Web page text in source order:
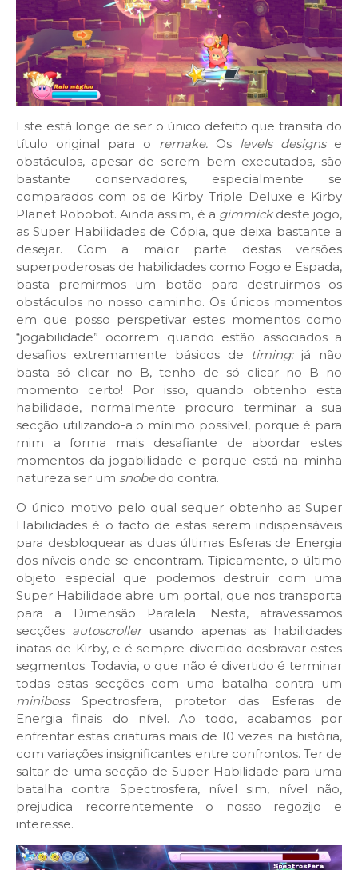
Este está longe de ser o único defeito que transita do
título original para o remake. Os levels designse
obstáculos, apesar de serem bem executados, são
bastante conservadores, especialmente se
comparados com os de Kirby Triple Deluxe e Kirby
Planet Robobot. Ainda assim, é a gimmick deste jogo,
as Super Habilidades de Cópia, que deixa bastante a
desejar. Com a maior parte destas versões
superpoderosas de habilidades como Fogo e Espada,
basta premirmos um botão para destruirmos os
obstáculos no nosso caminho. Os únicos momentos
em que posso perspetivar estes momentos como
“jogabilidade” ocorrem quando estão associados a
desafios extremamente básicos de timing: já não
basta só clicar no B, tenho de só clicar no B no
momento certo! Por isso, quando obtenho esta
habilidade, normalmente procuro terminar a sua
secção utilizando-a o mínimo possível, porque é para
mim a forma mais desafiante de abordar estes
momentos da jogabilidade e porque está na minha
natureza ser um snobe do contra.
O único motivo pelo qual sequer obtenho as Super
Habilidades é o facto de estas serem indispensáveis
para desbloquear as duas últimas Esferas de Energia
dos níveis onde se encontram. Tipicamente, o último
objeto especial que podemos destruir com uma
Super Habilidade abre um portal, que nos transporta
para a Dimensão Paralela. Nesta, atravessamos
secções autoscrollerusando apenas as habilidades
inatas de Kirby, e é sempre divertido desbravar estes
segmentos. Todavia, o que não é divertido é terminar
todas estas secções com uma batalha contra um
minibossSpectrosfera, protetor das Esferas de
Energia finais do nível. Ao todo, acabamos por
enfrentar estas criaturas mais de 10 vezes na história,
com variações insignificantes entre confrontos. Ter de
saltar de uma secção de Super Habilidade para uma
batalha contra Spectrosfera, nível sim, nível não,
prejudica recorrentemente o nosso regozijo e
interesse.